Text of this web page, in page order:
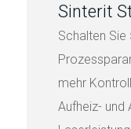
Sinterit
Schalten
mehr
Aufheiz- und